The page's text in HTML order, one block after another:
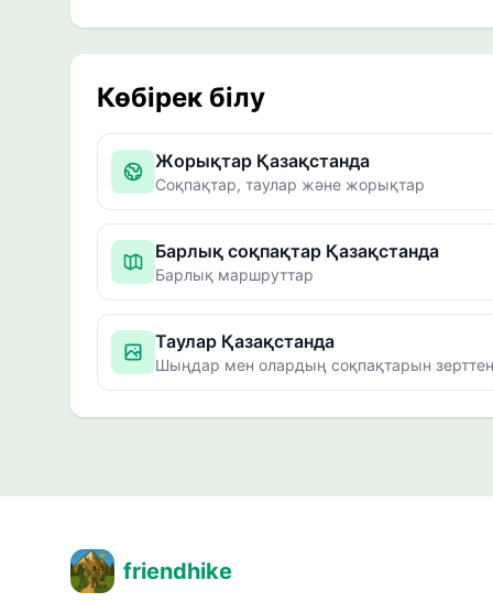
Көбірек білу
Жорықтар Қазақстанда
Соқпақтар, таулар және жорықтар
Барлық соқпақтар Қазақстанда
Барлық маршруттар
Таулар Қазақстанда
Шыңдар мен олардың соқпақтарын
friendhike